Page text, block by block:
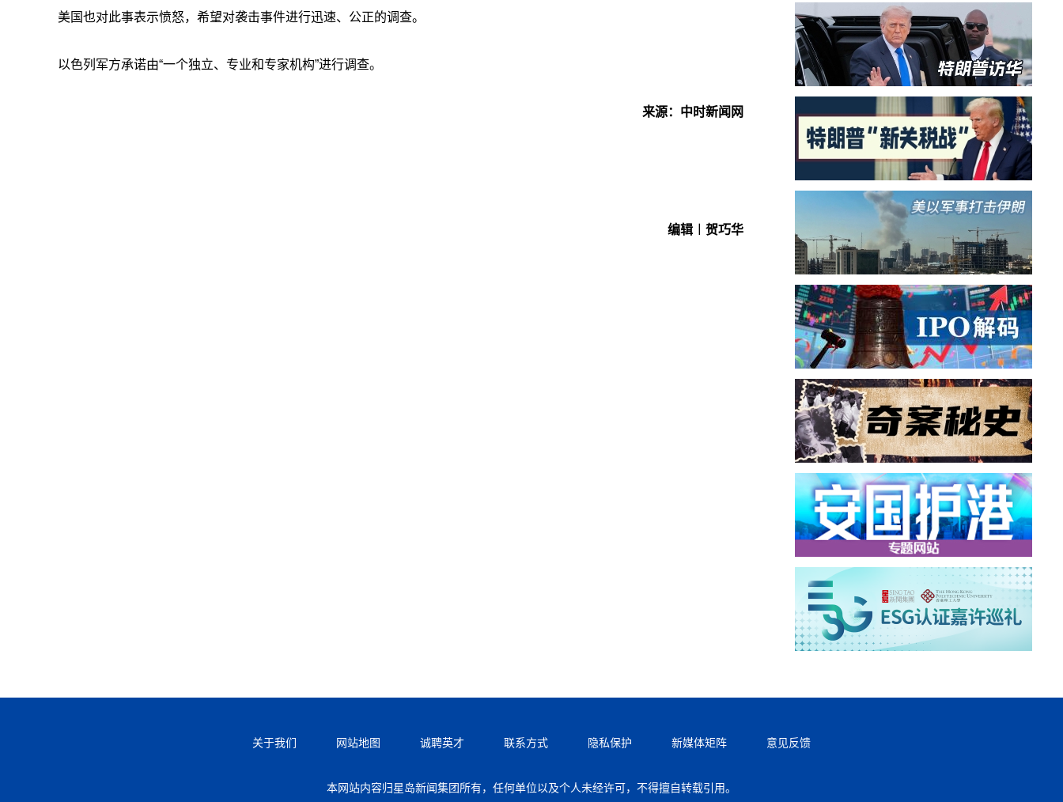
美国也对此事表示愤怒，希望对袭击事件进行迅速、公正的调查。
以色列军方承诺由“一个独立、专业和专家机构”进行调查。
来源：中时新闻网
编辑︱贺巧华
关于我们 网站地图 诚聘英才 联系方式 隐私保护 新媒体矩阵 意见反馈
本网站内容归星岛新闻集团所有，任何单位以及个人未经许可，不得擅自转载引用。